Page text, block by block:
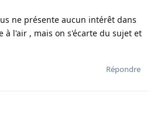
ne présente aucun intérêt dans
à l'air , mais on s'écarte du sujet et
Répondre